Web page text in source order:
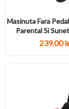
Masinuta Fara
Parental Si
239.00